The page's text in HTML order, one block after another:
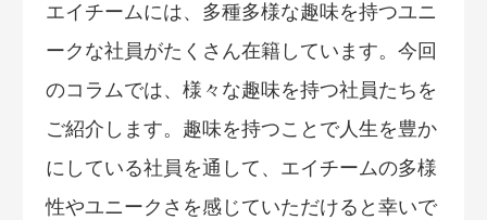
エイチームには、多種多様な趣味を持つユニ
ークな社員がたくさん在籍しています。今回
のコラムでは、様々な趣味を持つ社員たちを
ご紹介します。趣味を持つことで人生を豊か
にしている社員を通して、エイチームの多様
性やユニークさを感じていただけると幸いで